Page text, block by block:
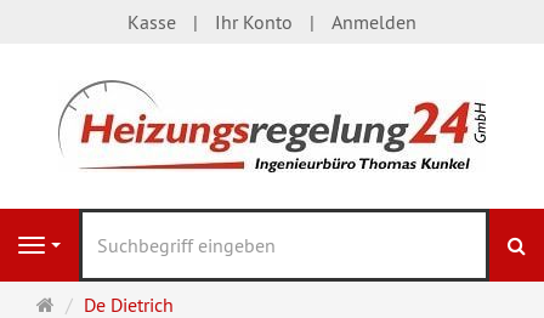
Kasse Ihr Konto Anmelden
Navigation
Startseite
De Dietrich